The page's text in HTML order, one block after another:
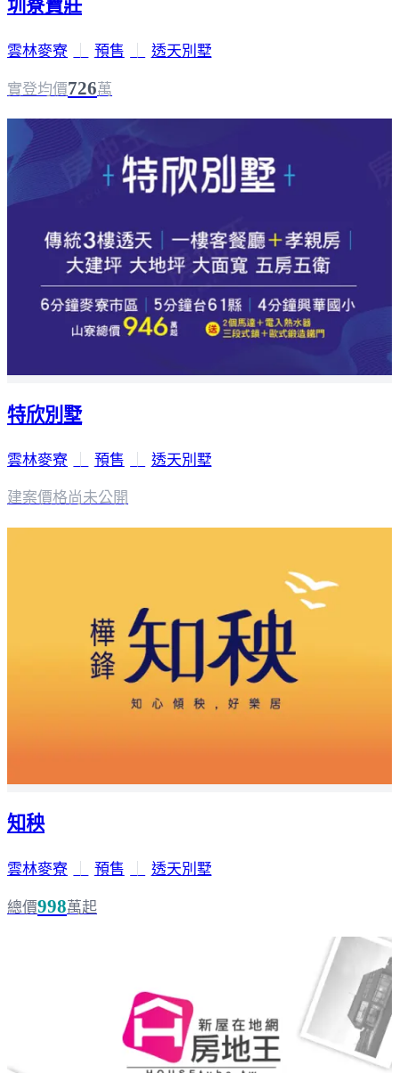
圳寮寶莊
雲林麥寮 預售 透天別墅
實登均價726萬
特欣別墅
雲林麥寮 預售 透天別墅
建案價格尚未公開
知秧
雲林麥寮 預售 透天別墅
總價998萬起